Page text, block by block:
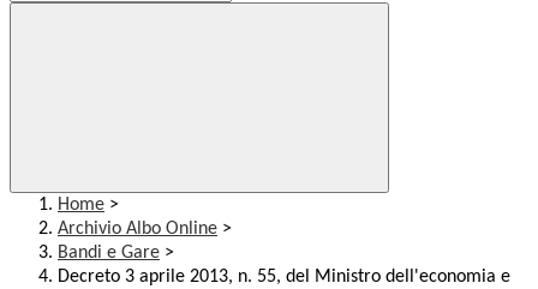
Home >
Archivio Albo Online >
Bandi e Gare >
Decreto 3 aprile 2013, n. 55, del Ministro dell'economia e